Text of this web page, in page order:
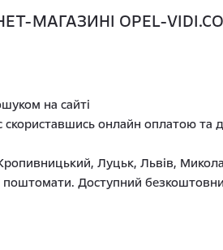
МАГАЗИНІ OPEL-
на сайті
скориставшись онлайн оплатою та
Луцьк, Львів,
поштомати. Доступний